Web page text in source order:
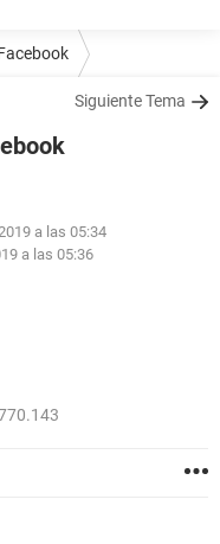
Siguiente Tema
a las 05:34
a las 05:36